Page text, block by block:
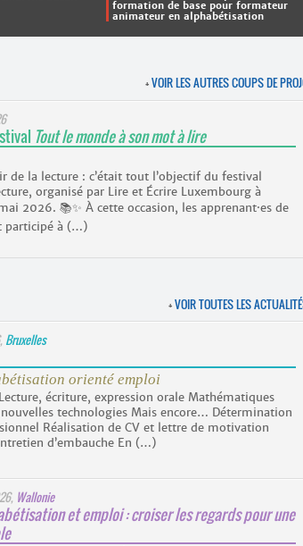
formation de base pour formateur
animateur en alphabétisation
+VOIR LES AUTRES COUPS DE
Tout le monde à son mot à lire
de la lecture : c’était tout l’objectif du festival
organisé par Lire et Écrire Luxembourg à
2026. 📚✨ À cette occasion, les apprenant·es de
participé à (…)
+VOIR TOUTES LES
, Bruxelles
orienté emploi
écriture, expression orale Mathématiques
technologies Mais encore… Détermination
Réalisation de CV et lettre de motivation
d’embauche En (…)
, Wallonie
et emploi : croiser les regards pour une